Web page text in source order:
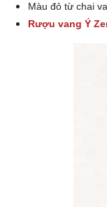
Màu đỏ từ chai
Rượu vang Ý